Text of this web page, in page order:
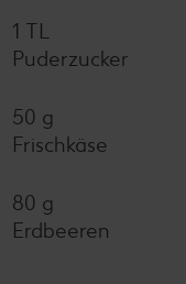
1 TL
Puderzucker
50 g
Frischkäse
80 g
Erdbeeren